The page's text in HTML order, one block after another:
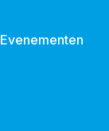
Evenementen